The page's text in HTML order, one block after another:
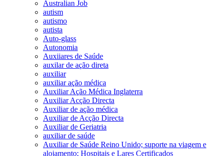
Australian Job
autism
autismo
autista
Auto-glass
Autonomia
Auxiiares de Saúde
auxilar de ação direta
auxiliar
auxiliar ação médica
Auxiliar Ação Médica Inglaterra
Auxiliar Acção Directa
Auxiliar de ação médica
Auxiliar de Acção Directa
Auxiliar de Geriatria
auxiliar de saúde
Auxiliar de Saúde Reino Unido; suporte na viagem e
alojamento; Hospitais e Lares Certificados